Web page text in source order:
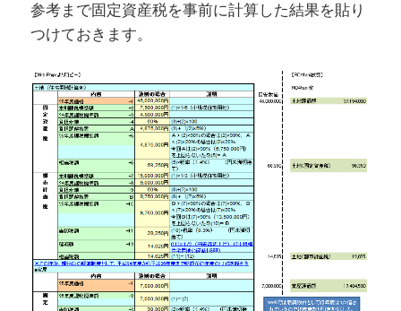
参考まで固定資産税を事前に計算した結果を貼り
つけておきます。